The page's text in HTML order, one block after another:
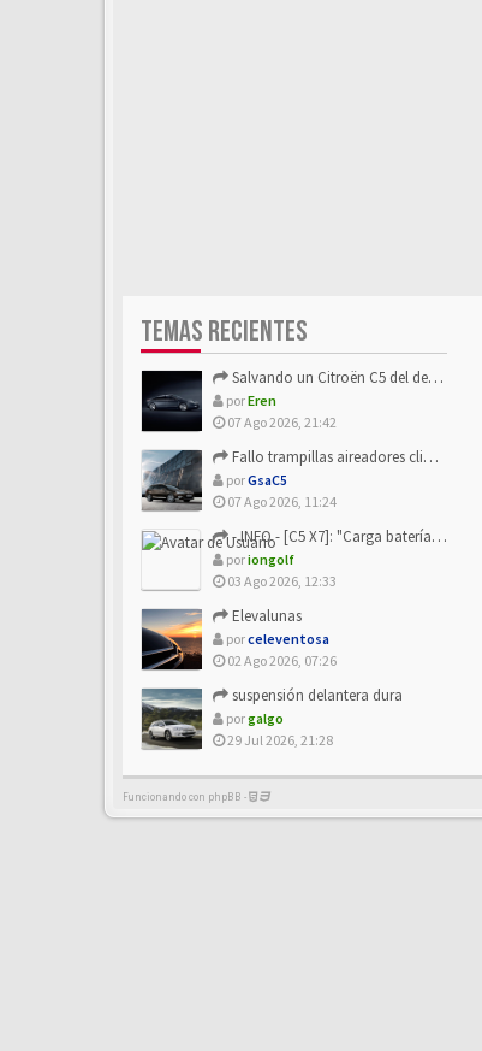
TEMAS RECIENTES
Salvando un Citroën C5 del desguace: Presentación y seguimiento
porEren
07 Ago 2026, 21:42
Fallo trampillas aireadores climatizador
porGsaC5
07 Ago 2026, 11:24
- INFO - [C5 X7]: "Carga batería o alimentación eléctri...
poriongolf
03 Ago 2026, 12:33
Elevalunas
porceleventosa
02 Ago 2026, 07:26
suspensión delantera dura
porgalgo
29 Jul 2026, 21:28
Funcionando con phpBB -